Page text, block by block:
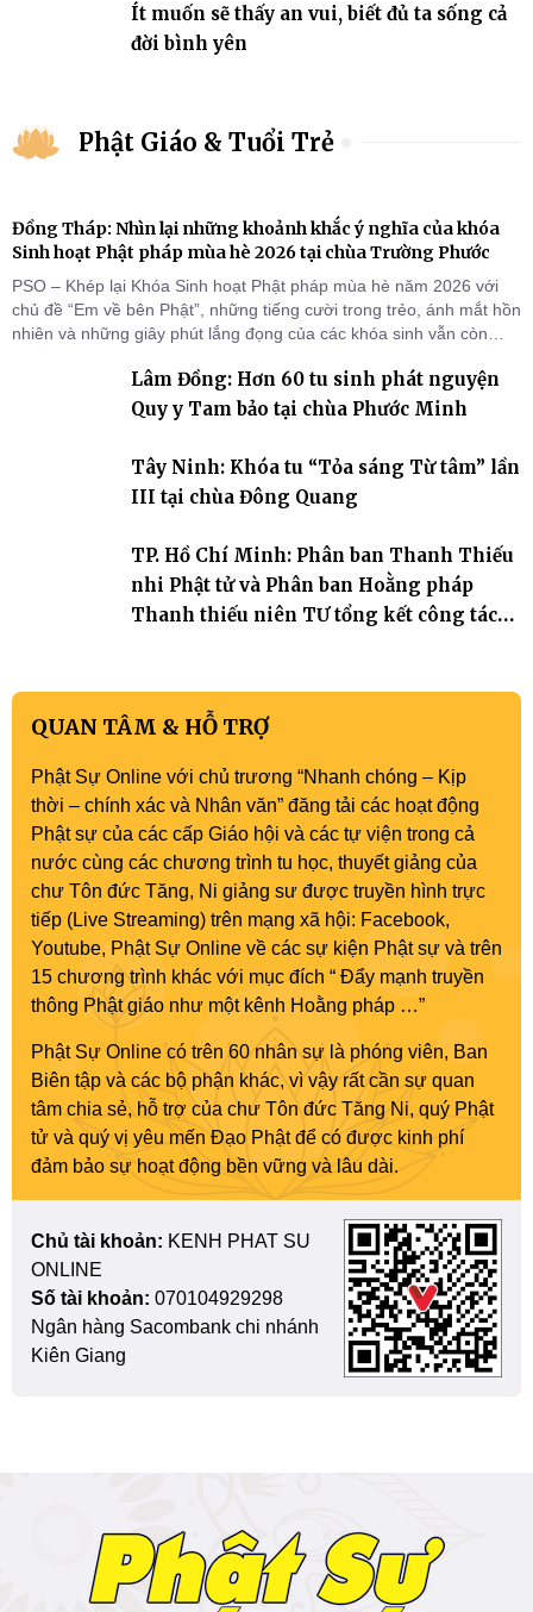
Ít muốn sẽ thấy an vui, biết đủ ta sống cả
đời bình yên
Phật Giáo & Tuổi Trẻ
Đồng Tháp: Nhìn lại những khoảnh khắc ý nghĩa của khóa
Sinh hoạt Phật pháp mùa hè 2026 tại chùa Trường Phước
PSO – Khép lại Khóa Sinh hoạt Phật pháp mùa hè năm 2026 với
chủ đề “Em về bên Phật”, những tiếng cười trong trẻo, ánh mắt hồn
nhiên và những giây phút lắng đọng của các khóa sinh vẫn còn
Tháp). Những tuần tu học ngắn ngủi nhưng đã trở thành hành
trang quý báu, gieo những hạt giống thiện l
Lâm Đồng: Hơn 60 tu sinh phát nguyện
Quy y Tam bảo tại chùa Phước Minh
Tây Ninh: Khóa tu “Tỏa sáng Từ tâm” lần
III tại chùa Đông Quang
TP. Hồ Chí Minh: Phân ban Thanh Thiếu
nhi Phật tử và Phân ban Hoằng pháp
Thanh thiếu niên TƯ tổng kết công tác
QUAN TÂM & HỖ TRỢ
Phật Sự Online với chủ trương “Nhanh chóng – Kịp
thời – chính xác và Nhân văn” đăng tải các hoạt động
Phật sự của các cấp Giáo hội và các tự viện trong cả
nước cùng các chương trình tu học, thuyết giảng của
chư Tôn đức Tăng, Ni giảng sư được truyền hình trực
tiếp (Live Streaming) trên mạng xã hội: Facebook,
Youtube, Phật Sự Online về các sự kiện Phật sự và trên
15 chương trình khác với mục đích “ Đẩy mạnh truyền
thông Phật giáo như một kênh Hoằng pháp …”
Phật Sự Online có trên 60 nhân sự là phóng viên, Ban
Biên tập và các bộ phận khác, vì vậy rất cần sự quan
tâm chia sẻ, hỗ trợ của chư Tôn đức Tăng Ni, quý Phật
tử và quý vị yêu mến Đạo Phật để có được kinh phí
đảm bảo sự hoạt động bền vững và lâu dài.
Chủ tài khoản: KENH PHAT SU
ONLINE
Số tài khoản: 070104929298
Ngân hàng Sacombank chi nhánh
Kiên Giang